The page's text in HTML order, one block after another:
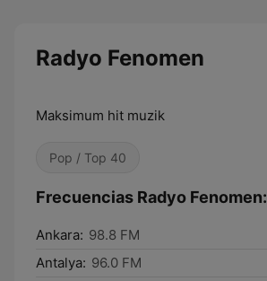
Radyo Fenomen
Maksimum hit muzik
Pop / Top 40
Frecuencias Radyo Fenomen:
Ankara: 98.8 FM
Antalya: 96.0 FM